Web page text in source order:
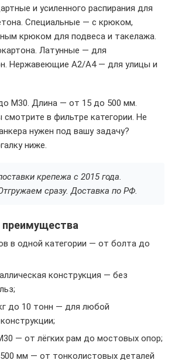
и усиленного распирания для
Специальные — с крюком,
крюком для подвеса и такелажа.
Латунные — для
Нержавеющие A2/A4 — для улицы и
M30. Длина — от 15 до 500 мм.
в фильтре категории. Не
нужен под вашу задачу?
ниже.
крепежа с 2015 года.
сразу. Доставка по РФ.
преимущества
в одной категории — от болта до
конструкция — без
до 10 тонн — для любой
— от лёгких рам до мостовых опор;
мм — от тонколистовых деталей